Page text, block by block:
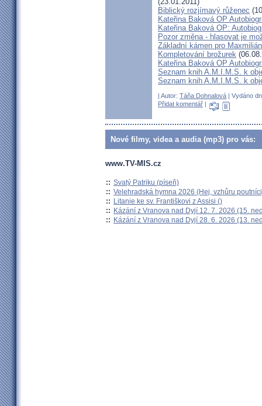
Biblický rozjímavý růženec
Kateřina Baková OP
Kateřina Baková OP:
Pozor změna - hlasovat je
Základní kámen pro
Kompletování brožurek
Kateřina Baková OP
Seznam knih A.M.I.M.S. k
Seznam knih A.M.I.M.S. k
| Autor: Táňa Dohnalová | Vydáno
Přidat komentář |
Nové filmy, videa a audia (mp3) pro vás:
www.TV-MIS.cz
:: Svatý Patriku (píseň)
:: Velehradská hymna 2026 (Hej, vzhůru
:: Litanie ke sv. Františkovi z Assisi ()
:: Kázání z Vranova nad Dyjí 12. 7. 2026 (15.
:: Kázání z Vranova nad Dyjí 28. 6. 2026 (13.